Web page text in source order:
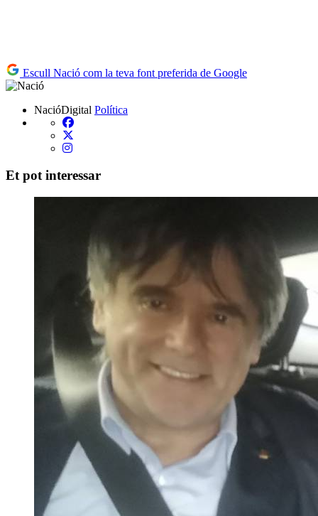
Escull Nació com la teva font preferida de Google
NacióDigital Política
Et pot interessar